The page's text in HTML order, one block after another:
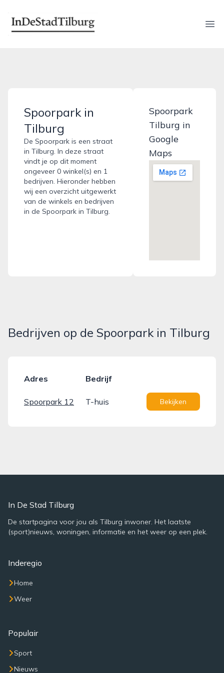
indestadtilburg.nl
Spoorpark in
Tilburg
De Spoorpark is een straat
in Tilburg. In deze straat
vindt je op dit moment
ongeveer 0 winkel(s) en 1
bedrijven. Hieronder hebben
wij een overzicht uitgewerkt
van de winkels en bedrijven
in de Spoorpark in Tilburg.
Spoorpark
Tilburg in
Google
Maps
Bedrijven op de Spoorpark in Tilburg
Adres Bedrijf
Spoorpark 12 T-huis Bekijken
In De Stad Tilburg
De startpagina voor jou als Tilburg inwoner. Het laatste
(sport)nieuws, woningen, informatie en het weer op een plek.
Inderegio
Home
Weer
Populair
Sport
Nieuws